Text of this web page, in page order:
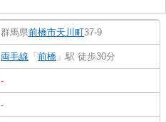
群馬県前橋市天川町37-9
両毛線 「 前橋 」駅 徒歩30分
-
-